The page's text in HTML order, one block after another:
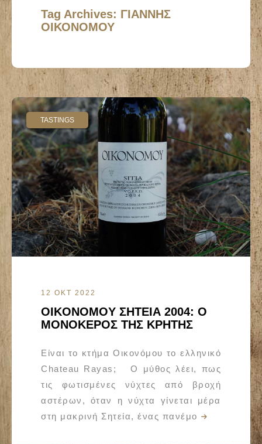
Tag Archives: ΓΙΑΝΝΗΣ
ΟΙΚΟΝΟΜΟΥ
TASTINGS
12 ΟΚΤ 2022
OIKONOMOY ΣΗΤΕΙΑ 2004: Ο
ΜΟΝΟΚΕΡΟΣ ΤΗΣ ΚΡΗΤΗΣ
Είναι το κτήμα Οικονόμου το ελληνικό
Chateau Rayas; Ο μύθος λέει, πως
τις φωτισμένες νύχτες από βροχή
αστέρων, όταν η νύχτα γίνεται μέρα
στη μακρινή Σητεία, ένας πανέμο